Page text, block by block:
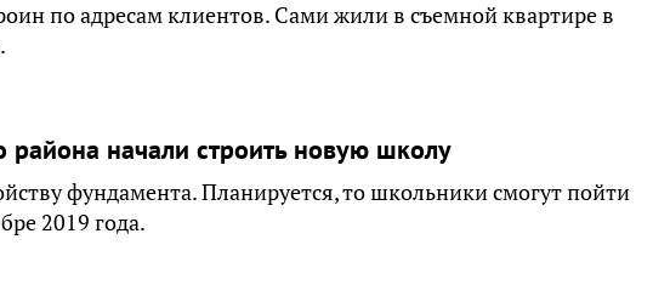
по адресам клиентов. Сами жили в съемной квартире в
района начали строить новую школу
фундамента. Планируется, то школьники смогут пойти
2019 года.